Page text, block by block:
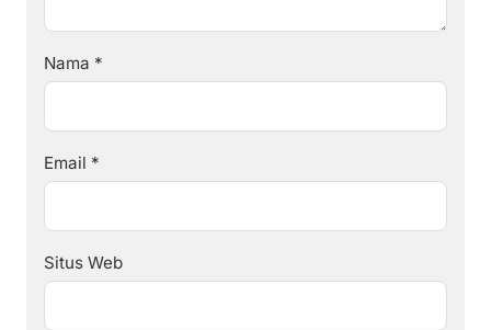
Nama *
Email *
Situs Web